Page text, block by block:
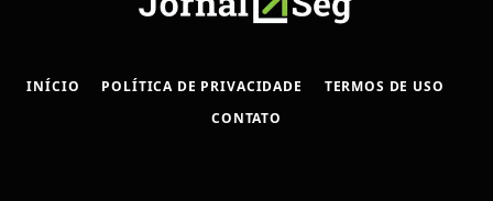
INÍCIO POLÍTICA DE PRIVACIDADE
TERMOS DE USO
CONTATO